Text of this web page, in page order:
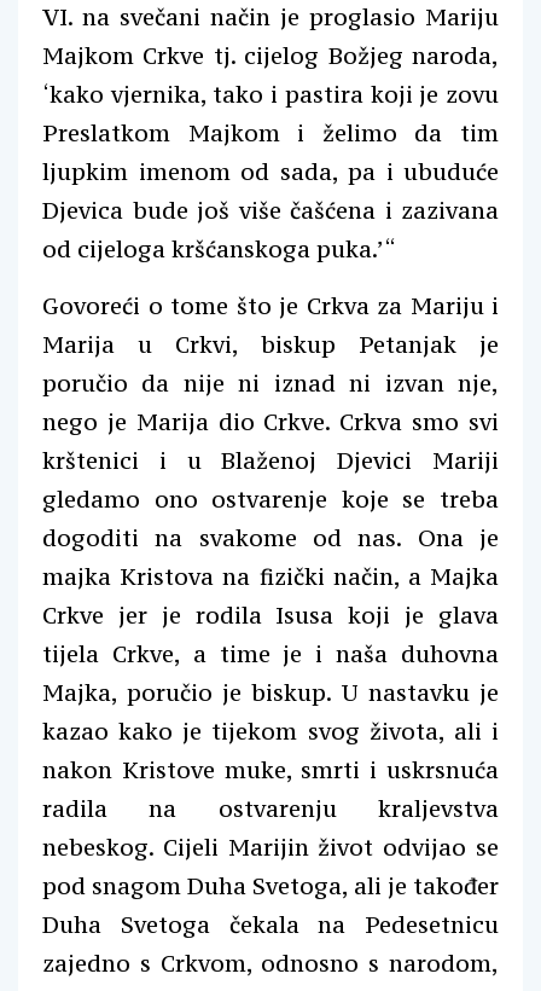
VI. na svečani način je proglasio Mariju
Majkom Crkve tj. cijelog Božjeg naroda,
‘kako vjernika, tako i pastira koji je zovu
Preslatkom Majkom i želimo da tim
ljupkim imenom od sada, pa i ubuduće
Djevica bude još više čašćena i zazivana
od cijeloga kršćanskoga puka.’“
Govoreći o tome što je Crkva za Mariju i
Marija u Crkvi, biskup Petanjak je
poručio da nije ni iznad ni izvan nje,
nego je Marija dio Crkve. Crkva smo svi
krštenici i u Blaženoj Djevici Mariji
gledamo ono ostvarenje koje se treba
dogoditi na svakome od nas. Ona je
majka Kristova na fizički način, a Majka
Crkve jer je rodila Isusa koji je glava
tijela Crkve, a time je i naša duhovna
Majka, poručio je biskup. U nastavku je
kazao kako je tijekom svog života, ali i
nakon Kristove muke, smrti i uskrsnuća
radila na ostvarenju kraljevstva
nebeskog. Cijeli Marijin život odvijao se
pod snagom Duha Svetoga, ali je također
Duha Svetoga čekala na Pedesetnicu
zajedno s Crkvom, odnosno s narodom,